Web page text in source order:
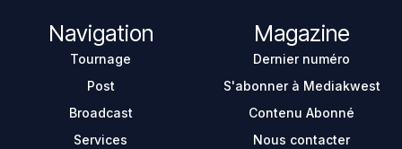
Navigation
Tournage
Post
Broadcast
Services
Magazine
Dernier numéro
S'abonner à Mediakwest
Contenu Abonné
Nous contacter